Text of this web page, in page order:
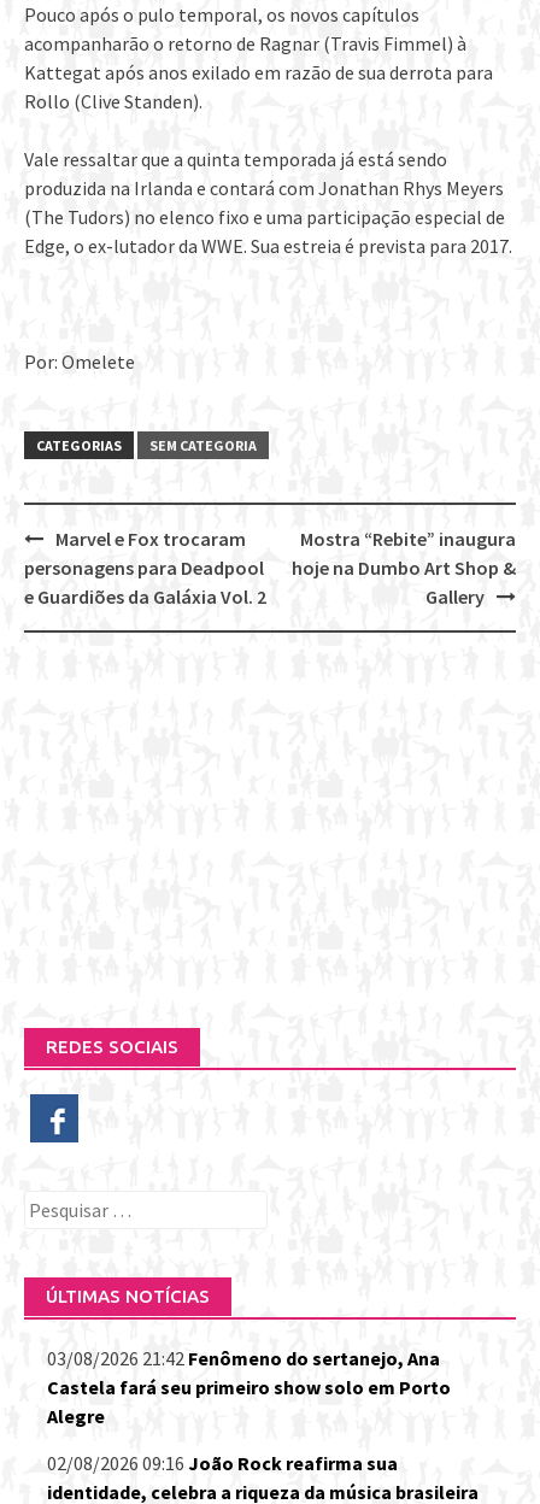
Pouco após o pulo temporal, os novos capítulos
acompanharão o retorno de Ragnar (Travis Fimmel) à
Kattegat após anos exilado em razão de sua derrota para
Rollo (Clive Standen).
Vale ressaltar que a quinta temporada já está sendo
produzida na Irlanda e contará com Jonathan Rhys Meyers
(The Tudors) no elenco fixo e uma participação especial de
Edge, o ex-lutador da WWE. Sua estreia é prevista para 2017.
Por: Omelete
CATEGORIAS SEM CATEGORIA
Post
navigation
Mostra “Rebite” inaugura
hoje na Dumbo Art Shop &
Gallery
Marvel e Fox trocaram
personagens para Deadpool
e Guardiões da Galáxia Vol. 2
REDES SOCIAIS
Pesquisar
ÚLTIMAS NOTÍCIAS
03/08/2026 21:42 Fenômeno do sertanejo, Ana
Castela fará seu primeiro show solo em Porto
Alegre
02/08/2026 09:16 João Rock reafirma sua
identidade, celebra a riqueza da música brasileira